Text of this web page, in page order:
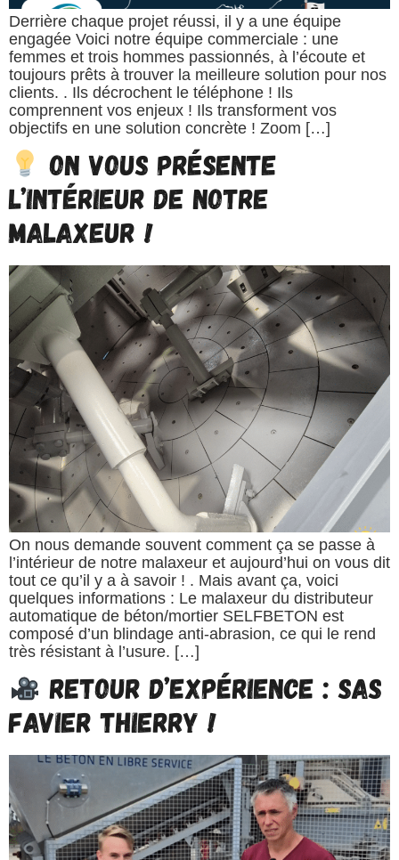
Derrière chaque projet réussi, il y a une équipe
engagée Voici notre équipe commerciale : une
femmes et trois hommes passionnés, à l’écoute et
toujours prêts à trouver la meilleure solution pour nos
clients. . Ils décrochent le téléphone ! Ils
comprennent vos enjeux ! Ils transforment vos
objectifs en une solution concrète ! Zoom […]
ON VOUS PRÉSENTE
L’INTÉRIEUR DE NOTRE
MALAXEUR !
On nous demande souvent comment ça se passe à
l’intérieur de notre malaxeur et aujourd’hui on vous dit
tout ce qu’il y a à savoir ! . Mais avant ça, voici
quelques informations : Le malaxeur du distributeur
automatique de béton/mortier SELFBETON est
composé d’un blindage anti-abrasion, ce qui le rend
très résistant à l’usure. […]
RETOUR D’EXPÉRIENCE : SAS
FAVIER THIERRY !